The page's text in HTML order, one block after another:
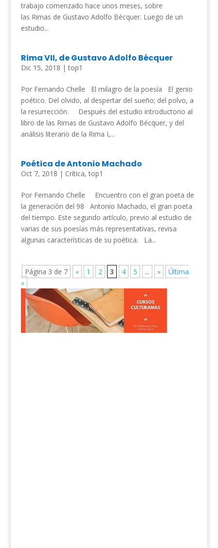
trabajo comenzado hace unos meses, sobre
las Rimas de Gustavo Adolfo Bécquer. Luego de un
estudio...
Rima VII, de Gustavo Adolfo Bécquer
Dic 15, 2018 |top1
Por Fernando Chelle El milagro de la poesía El genio
poético. Del olvido, al despertar del sueño; del polvo, a
la resurrección. Después del estudio introductorio al
libro de las Rimas de Gustavo Adolfo Bécquer, y del
análisis literario de la Rima I,...
Poética de Antonio Machado
Oct 7, 2018 | Crítica,top1
Por Fernando Chelle Encuentro con el gran poeta de
la generación del 98 Antonio Machado, el gran poeta
del tiempo. Este segundo artículo, previo al estudio de
varias de sus poesías más representativas, revisa
algunas características de su poética. La...
Página 3 de 7 « 1 2 3 4 5 ... »
Última
»